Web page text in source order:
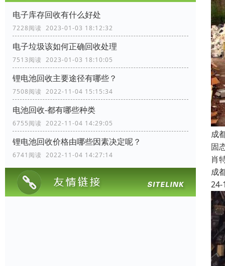
电子库存回收有什么好处
7228阅读 2023-01-03 18:12:32
电子垃圾该如何正确回收处理
7513阅读 2023-01-03 18:10:05
锂电池回收主要途径有哪些？
7508阅读 2022-11-04 15:15:34
电池回收-都有哪些种类
6755阅读 2022-11-04 14:29:05
锂电池回收价格由哪些因素决定呢？
6741阅读 2022-11-04 14:27:14
成
固
肖
成
24-